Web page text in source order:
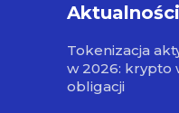
Aktualności
Tokenizacja
w 2026: krypto
obligacji